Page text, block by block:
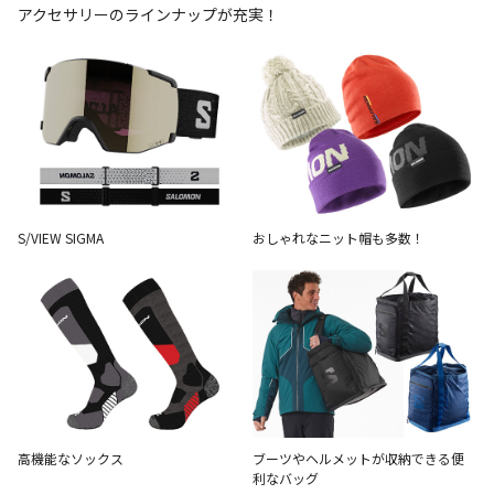
アクセサリーのラインナップが充実！
S/VIEW SIGMA おしゃれなニット帽も多数！
高機能なソックス
ブーツやヘルメットが収納できる便
利なバッグ